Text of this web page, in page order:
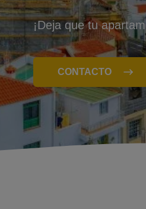
¡Deja que tu
CONTACTO